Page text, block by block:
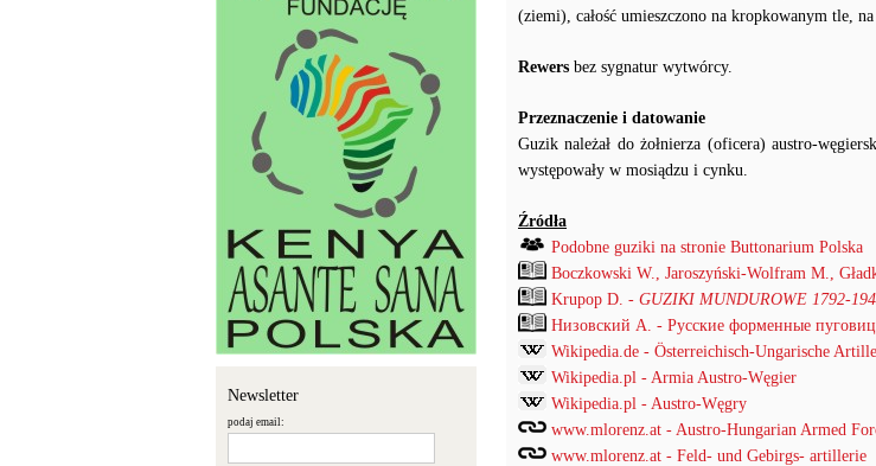
Newsletter
podaj email:
(ziemi), całość umieszczono na kropkowanym tle,
Rewers bez sygnatur wytwórcy.
Przeznaczenie i datowanie
Guzik należał do żołnierza (oficera) austro-
występowały w mosiądzu i cynku.
Źródła
Podobne guziki na stronie Buttonarium Polska
Boczkowski W., Jaroszyński-Wolfram M.,
Krupop D. - GUZIKI MUNDUROWE 1792-
Низовский А. - Русские форменные
Wikipedia.de - Österreichisch-Ungarische
Wikipedia.pl - Armia Austro-Węgier
Wikipedia.pl - Austro-Węgry
www.mlorenz.at - Austro-Hungarian Armed
www.mlorenz.at - Feld- und Gebirgs- artillerie